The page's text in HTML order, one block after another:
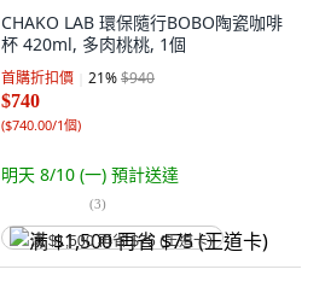
CHAKO LAB 環保隨行BOBO陶瓷咖啡
杯 420ml, 多肉桃桃, 1個
首購折扣價 21%$940
$740
($740.00/1個)
明天 8/10 (一) 預計送達
(3)
满 $1,500 再省 $75 (王道卡)